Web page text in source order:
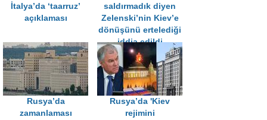
İtalya’da ‘taarruz’
açıklaması
saldırmadık diyen
Zelenski’nin Kiev’e
dönüşünü ertelediği
iddia edildi
Rusya’da
zamanlaması
Rusya’da 'Kiev
rejimini